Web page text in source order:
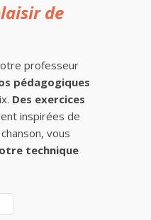
de
professeur
pédagogiques
Des exercices
inspirées de
vous
technique